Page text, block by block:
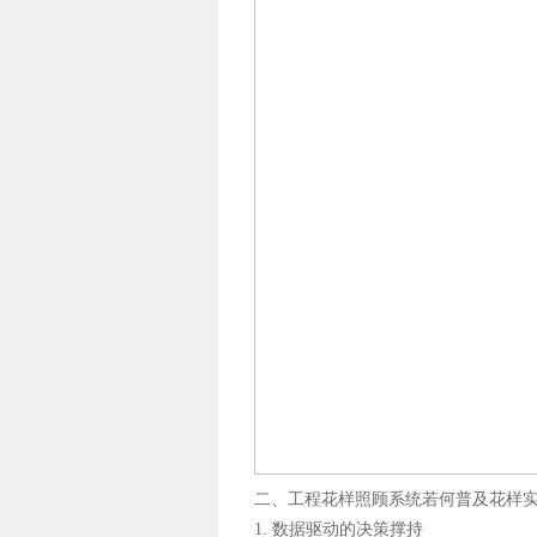
二、工程花样照顾系统若何普及花样
1. 数据驱动的决策撑持